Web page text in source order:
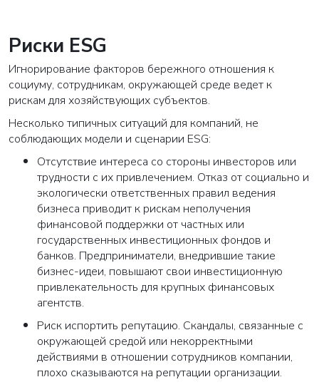
Риски ESG
Игнорирование факторов бережного отношения к
социуму, сотрудникам, окружающей среде ведет к
рискам для хозяйствующих субъектов.
Несколько типичных ситуаций для компаний, не
соблюдающих модели и сценарии ESG:
Отсутствие интереса со стороны инвесторов или
трудности с их привлечением. Отказ от социально и
экологически ответственных правил ведения
бизнеса приводит к рискам неполучения
финансовой поддержки от частных или
государственных инвестиционных фондов и
банков. Предприниматели, внедрившие такие
бизнес-идеи, повышают свои инвестиционную
привлекательность для крупных финансовых
агентств.
Риск испортить репутацию. Скандалы, связанные с
окружающей средой или некорректными
действиями в отношении сотрудников компании,
плохо сказываются на репутации организации.